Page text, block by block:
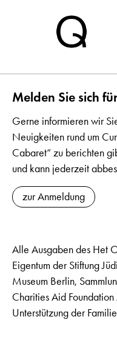
Melden Sie sich
Gerne informieren wir
Neuigkeiten rund um
Cabaret“ zu berichten
und kann jederzeit
zur Anmeldung
Alle Ausgaben des Het
Eigentum der Stiftung
Museum Berlin,
Charities Aid
Unterstützung der